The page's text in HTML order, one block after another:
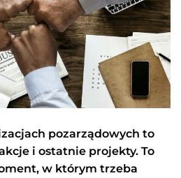
pozarządowych to
i ostatnie projekty. To
w którym trzeba